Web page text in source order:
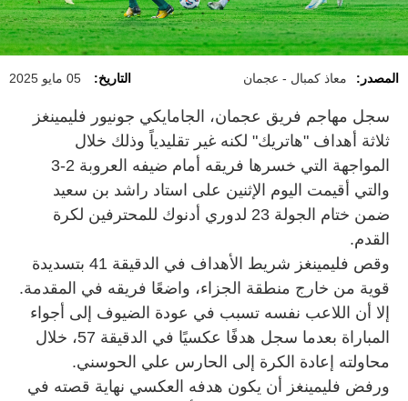
المصدر: معاذ كمبال - عجمان التاريخ: 05 مايو 2025
سجل مهاجم فريق عجمان، الجامايكي جونيور فليمينغز
ثلاثة أهداف "هاتريك" لكنه غير تقليدياً وذلك خلال
المواجهة التي خسرها فريقه أمام ضيفه العروبة 2-3
والتي أقيمت اليوم الإثنين على استاد راشد بن سعيد
ضمن ختام الجولة 23 لدوري أدنوك للمحترفين لكرة
القدم.
وقص فليمينغز شريط الأهداف في الدقيقة 41 بتسديدة
قوية من خارج منطقة الجزاء، واضعًا فريقه في المقدمة.
إلا أن اللاعب نفسه تسبب في عودة الضيوف إلى أجواء
المباراة بعدما سجل هدفًا عكسيًا في الدقيقة 57، خلال
محاولته إعادة الكرة إلى الحارس علي الحوسني.
ورفض فليمينغز أن يكون هدفه العكسي نهاية قصته في